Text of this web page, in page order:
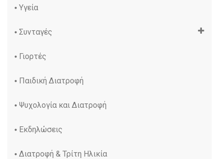
Υγεία
Συνταγές
Γιορτές
Παιδική Διατροφή
Ψυχολογία και Διατροφή
Εκδηλώσεις
Διατροφή & Τρίτη Ηλικία